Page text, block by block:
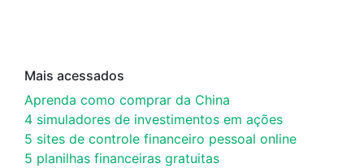
Mais acessados
Aprenda como comprar da China
4 simuladores de investimentos em ações
5 sites de controle financeiro pessoal online
5 planilhas financeiras gratuitas